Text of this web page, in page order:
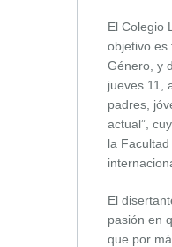
El Colegio
objetivo es
Género, y
jueves 11,
padres,
actual”,
la
El
pasión en
que por